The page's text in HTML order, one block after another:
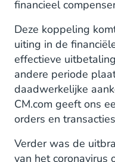
financieel
Deze koppeling
uiting in de
effectieve
andere periode
daadwerkelijke
CM.com geeft ons
orders en
Verder was de
van het coronavirus